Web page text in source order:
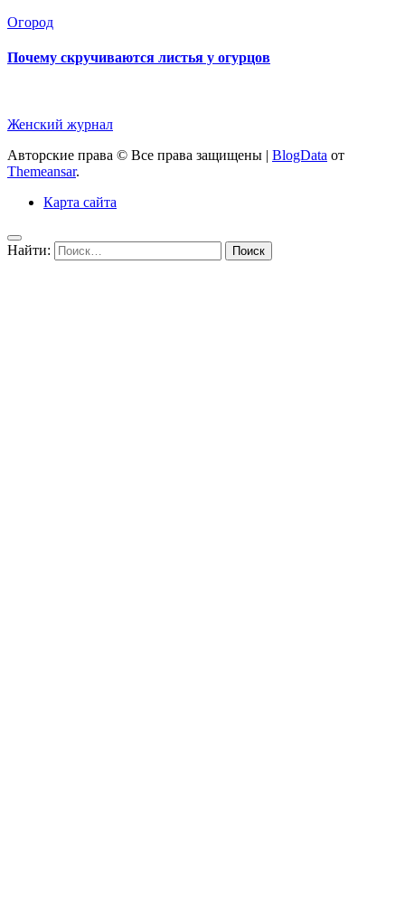
Огород
Почему скручиваются листья у огурцов
Женский журнал
Авторские права © Все права защищены | BlogData от
Themeansar.
Карта сайта
Найти: